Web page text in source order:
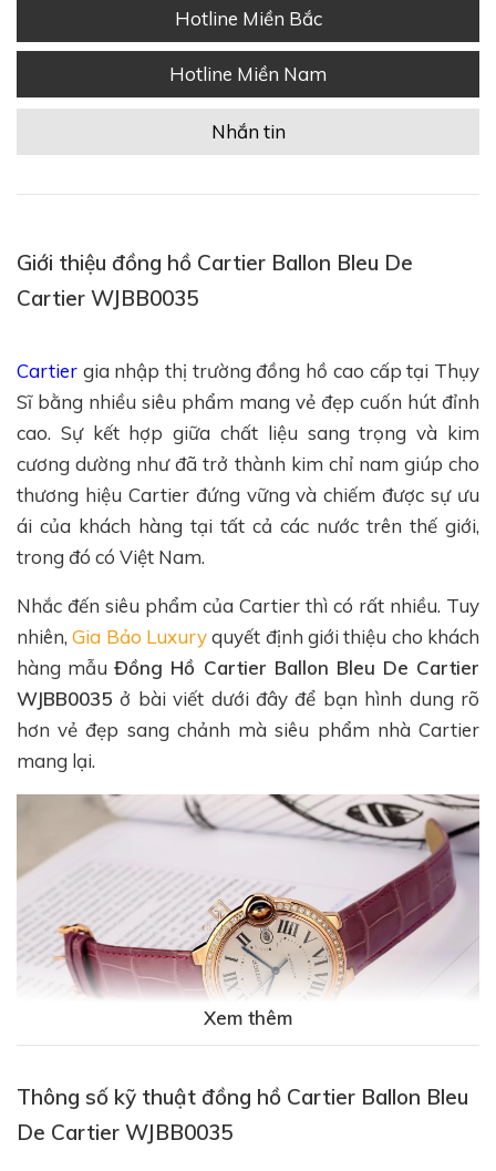
Hotline Miền Bắc
Hotline Miền Nam
Nhắn tin
Giới thiệu đồng hồ Cartier Ballon Bleu De
Cartier WJBB0035
Cartier gia nhập thị trường đồng hồ cao cấp tại Thụy
Sĩ bằng nhiều siêu phẩm mang vẻ đẹp cuốn hút đỉnh
cao. Sự kết hợp giữa chất liệu sang trọng và kim
cương dường như đã trở thành kim chỉ nam giúp cho
thương hiệu Cartier đứng vững và chiếm được sự ưu
ái của khách hàng tại tất cả các nước trên thế giới,
trong đó có Việt Nam.
Nhắc đến siêu phẩm của Cartier thì có rất nhiều. Tuy
nhiên,Gia Bảo Luxuryquyết định giới thiệu cho khách
hàng mẫuĐồng Hồ Cartier Ballon Bleu De Cartier
WJBB0035ở bài viết dưới đây để bạn hình dung rõ
hơn vẻ đẹp sang chảnh mà siêu phẩm nhà Cartier
mang lại.
Điểm nhấn đầu tiên để khách hàng không thể rời mắt
Xem thêm
Thông số kỹ thuật đồng hồ Cartier Ballon Bleu
De Cartier WJBB0035